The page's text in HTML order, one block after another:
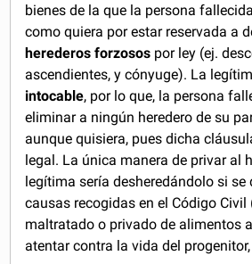
bienes de la que la persona
como quiera por estar reservada a
herederos forzosos por ley (ej.
ascendientes, y cónyuge). La
intocable, por lo que, la persona
eliminar a ningún heredero de su
aunque quisiera, pues dicha
legal. La única manera de privar al
legítima sería desheredándolo si se
causas recogidas en el Código Civil
maltratado o privado de alimentos
atentar contra la vida del